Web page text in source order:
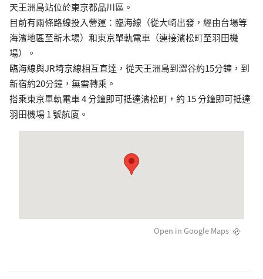
天王洲島站位於東京都品川區。
目前有兩條路線投入營運：臨海線（從大崎出發，經由台場等
海濱地區至新木場）和東京單軌電車（連接濱松町至羽田機
場）。
臨海線與JR埼京線相互直達，從天王洲島到澀谷約15分鐘，到
新宿約20分鐘，無需轉乘。
搭乘東京單軌電車 4 分鐘即可抵達濱松町，約 15 分鐘即可抵達
羽田機場 1 號航廈。
Open in Google Maps